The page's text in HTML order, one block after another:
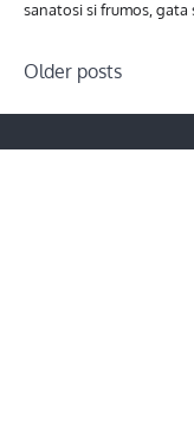
sanatosi si frumos, gata
Posts
navigation
Older posts